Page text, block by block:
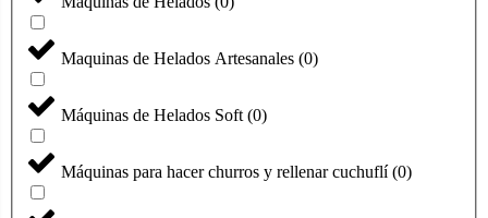
Maquinas de Helados Artesanales (0)
Máquinas de Helados Soft (0)
Máquinas para hacer churros y rellenar cuchuflí (0)